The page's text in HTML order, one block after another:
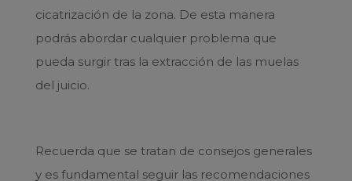
cicatrización de la zona. De esta manera
podrás abordar cualquier problema que
pueda surgir tras la extracción de las muelas
del juicio.
Recuerda que se tratan de consejos generales
y es fundamental seguir las recomendaciones